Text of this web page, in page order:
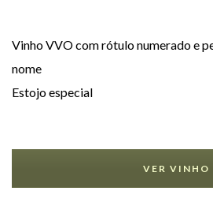
Vinho VVO com rótulo numerado e
nome
Estojo especial
VER VINHO